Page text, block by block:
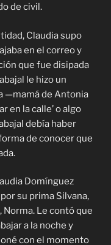
de civil.
Claudia supo
en el correo y
que fue disipada
le hizo un
—mamá de Antonia
en la calle’ o algo
debía haber
de conocer que
Domínguez
su prima Silvana,
Norma. Le contó que
a la noche y
con el momento